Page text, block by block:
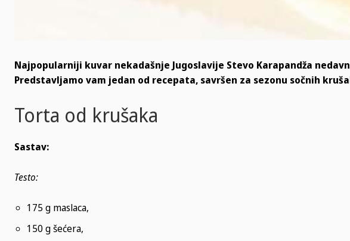
Najpopularniji kuvar nekadašnje Jugoslavije Stevo Karapandža
Predstavljamo vam jedan od recepata, savršen za sezonu sočnih
Torta od krušaka
Sastav:
Testo:
175 g maslaca,
150 g šećera,